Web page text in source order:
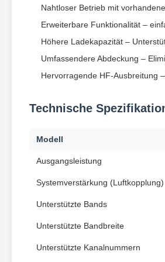
Nahtloser Betrieb mit
Erweiterbare Funktionalität –
Höhere Ladekapazität –
Umfassendere Abdeckung –
Hervorragende HF-Ausbreitung
Technische
Modell
Ausgangsleistung
Systemverstärkung (Luftkopplung)
Unterstützte Bands
Unterstützte Bandbreite
Unterstützte Kanalnummern